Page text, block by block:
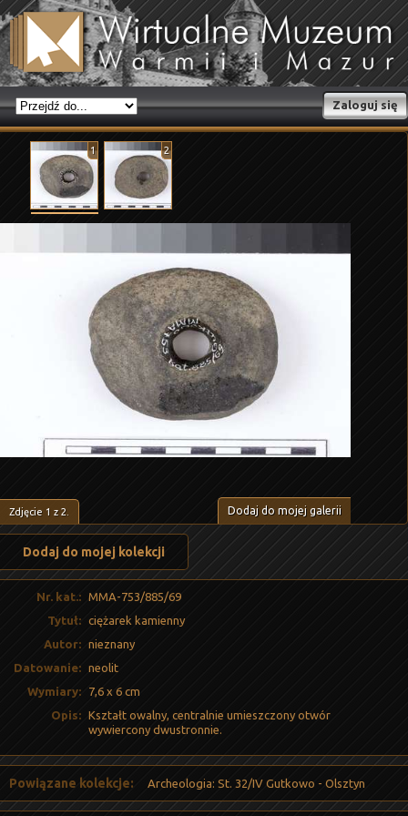
Zaloguj się
1 2
Dodaj do mojej galerii
Zdjęcie 1 z2
Dodaj do mojej kolekcji
Nr. kat.: MMA-753/885/69
Tytuł: ciężarek kamienny
Autor: nieznany
Datowanie: neolit
Wymiary:
7,6 x 6 cm
Opis: Kształt owalny, centralnie umieszczony otwór
wywiercony dwustronnie.
Powiązane kolekcje: Archeologia: St. 32/IV Gutkowo - Olsztyn